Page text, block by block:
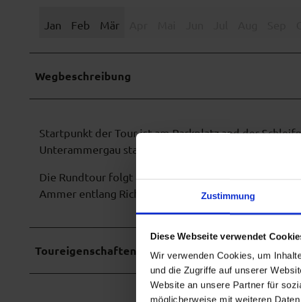
Zustimmung
Diese Webseite verwendet
Wir verwenden Cookies, um
und die Zugriffe auf unserer
Website an unsere Partner für
möglicherweise mit weiteren
Jan Feb Mär
Wegbeschreibung
Startpunkt der Tour ist am Parkplatz and der
Unterammergau starten oder von den Parkplätzen
Die Rundtour folgt der Schleifmühlenlaine Richtung
Ammer entlang Richtung Unterammergau.
Toureigenschaften